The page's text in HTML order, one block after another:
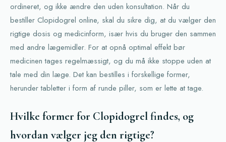
ordineret, og ikke ændre den uden konsultation. Når du
bestiller Clopidogrel online, skal du sikre dig, at du vælger den
rigtige dosis og medicinform, især hvis du bruger den sammen
med andre lægemidler. For at opnå optimal effekt bør
medicinen tages regelmæssigt, og du må ikke stoppe uden at
tale med din læge. Det kan bestilles i forskellige former,
herunder tabletter i form af runde piller, som er lette at tage.
Hvilke former for Clopidogrel findes, og
hvordan vælger jeg den rigtige?